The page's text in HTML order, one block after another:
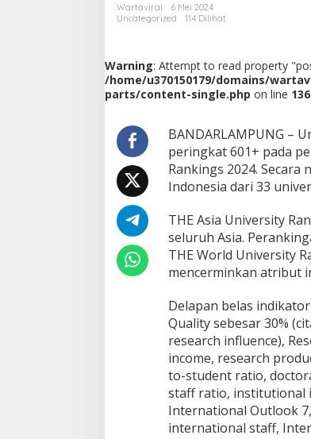
l
a
R
i
h
P
e
r
n
g
k
a
t
0
+
T
i
m
e
s
H
i
Wartaviral
6 Mei 2024
Uncategorized
114 Dilihat
Warning: Attempt to read property
/home/u370150179/domains/
parts/content-single.php on line 136
BANDARLAMPUNG –
peringkat 601+ pada
Rankings 2024.
Indonesia dari 33
THE Asia University
seluruh Asia.
THE World University
mencerminkan atribut
Delapan belas
Quality sebesar 30%
research influence),
income, research
to-student ratio,
staff ratio, institutional
International Outlook
international staff,